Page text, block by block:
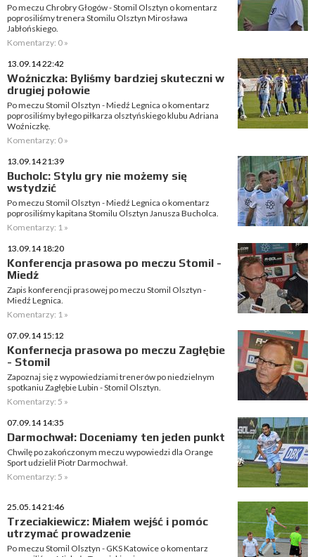
Po meczu Chrobry Głogów - Stomil Olsztyn o komentarz
poprosiliśmy trenera Stomilu Olsztyn Mirosława
Jabłońskiego.
Komentarzy: 0 »
13.09.14 22:42
Woźniczka: Byliśmy bardziej skuteczni w
drugiej połowie
Po meczu Stomil Olsztyn - Miedź Legnica o komentarz
poprosiliśmy byłego piłkarza olsztyńskiego klubu Adriana
Woźniczkę.
Komentarzy: 0 »
13.09.14 21:39
Bucholc: Stylu gry nie możemy się
wstydzić
Po meczu Stomil Olsztyn - Miedź Legnica o komentarz
poprosiliśmy kapitana Stomilu Olsztyn Janusza Bucholca.
Komentarzy: 1 »
13.09.14 18:20
Konferencja prasowa po meczu Stomil -
Miedź
Zapis konferencji prasowej po meczu Stomil Olsztyn -
Miedź Legnica.
Komentarzy: 1 »
07.09.14 15:12
Konfernecja prasowa po meczu Zagłębie
- Stomil
Zapoznaj się z wypowiedziami trenerów po niedzielnym
spotkaniu Zagłębie Lubin - Stomil Olsztyn.
Komentarzy: 5 »
07.09.14 14:35
Darmochwał: Doceniamy ten jeden punkt
Chwilę po zakończonym meczu wypowiedzi dla Orange
Sport udzielił Piotr Darmochwał.
Komentarzy: 5 »
25.05.14 21:46
Trzeciakiewicz: Miałem wejść i pomóc
utrzymać prowadzenie
Po meczu Stomil Olsztyn - GKS Katowice o komentarz